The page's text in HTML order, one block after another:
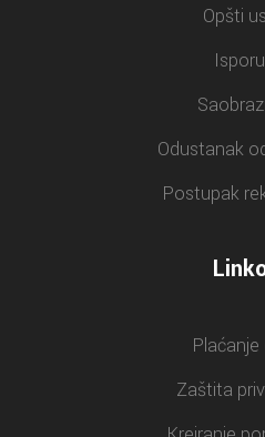
Opšti
Odustanak
Postupak
Zaštita